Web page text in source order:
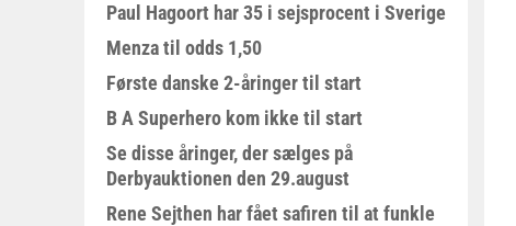
Paul Hagoort har 35 i sejsprocent i Sverige
Menza til odds 1,50
Første danske 2-åringer til start
B A Superhero kom ikke til start
Se disse åringer, der sælges på
Derbyauktionen den 29.august
Rene Sejthen har fået safiren til at funkle